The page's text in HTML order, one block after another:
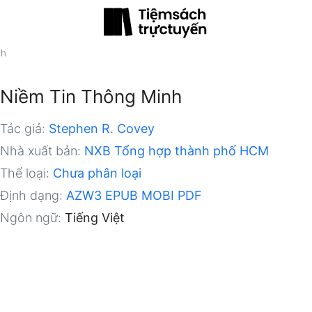
Niềm Tin Thông Minh
Tác giả: Stephen R. Covey
Nhà xuất bản: NXB Tổng hợp thành phố HCM
Thể loại: Chưa phân loại
Định dạng: AZW3 EPUB MOBI PDF
Ngôn ngữ: Tiếng Việt